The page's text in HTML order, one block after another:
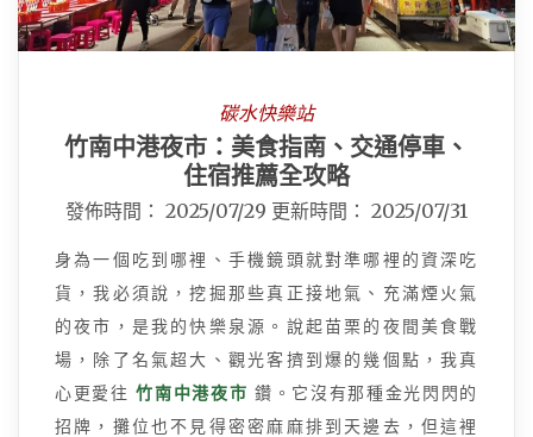
碳水快樂站
竹南中港夜市：美食指南、交通停車、
住宿推薦全攻略
發佈時間： 2025/07/29 更新時間： 2025/07/31
身為一個吃到哪裡、手機鏡頭就對準哪裡的資深吃
貨，我必須說，挖掘那些真正接地氣、充滿煙火氣
的夜市，是我的快樂泉源。說起苗栗的夜間美食戰
場，除了名氣超大、觀光客擠到爆的幾個點，我真
心更愛往竹南中港夜市 鑽。它沒有那種金光閃閃的
招牌，攤位也不見得密密麻麻排到天邊去，但這裡